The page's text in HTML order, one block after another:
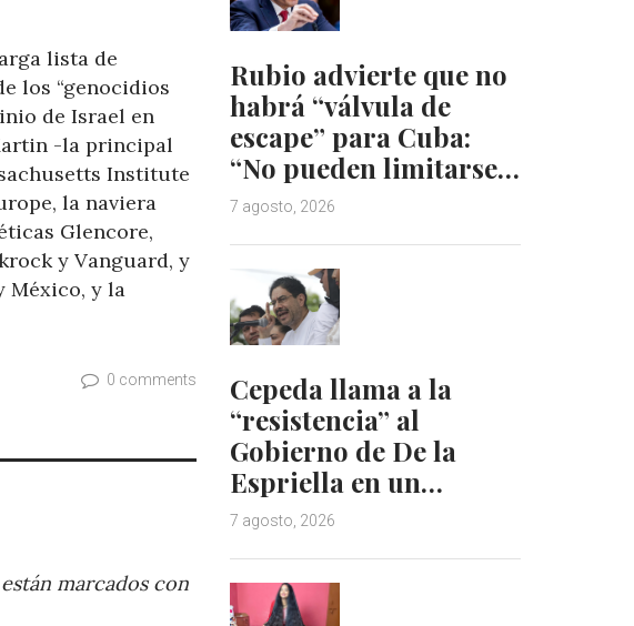
lista de
los “genocidios
de Israel en
-la principal
Institute
la naviera
Glencore,
y Vanguard, y
México, y la
0 comments
marcados con
Rubio advierte que no
habrá “válvula de
escape” para Cuba:
“No pueden limitarse…
7 agosto, 2026
Cepeda llama a la
“resistencia” al
Gobierno de De la
Espriella en un…
7 agosto, 2026